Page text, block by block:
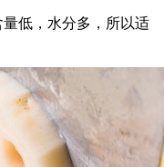
低，水分多，所以适